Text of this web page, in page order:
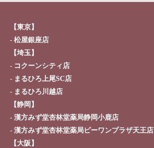
【東京】
松屋銀座店
【埼玉】
コクーンシティ店
まるひろ上尾SC店
まるひろ川越店
【静岡】
漢方みず堂杏林堂薬局静岡小鹿店
漢方みず堂杏林堂薬局ピーワンプラザ天王店
【大阪】